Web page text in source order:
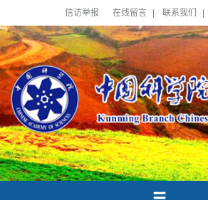
信访举报 在线留言 联系我们